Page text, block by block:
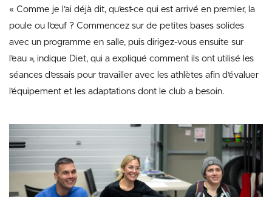
« Comme je l’ai déjà dit, qu’est-ce qui est arrivé en premier, la
poule ou l’œuf ? Commencez sur de petites bases solides
avec un programme en salle, puis dirigez-vous ensuite sur
l’eau », indique Diet, qui a expliqué comment ils ont utilisé les
séances d’essais pour travailler avec les athlètes afin d’évaluer
l’équipement et les adaptations dont le club a besoin.